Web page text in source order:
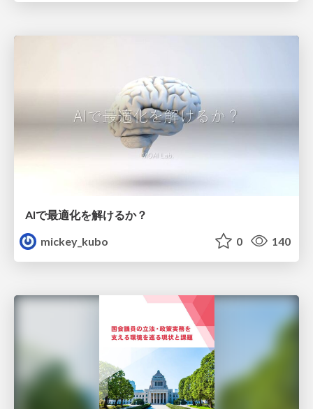
AIで最適化を解けるか？
mickey_kubo
0 140